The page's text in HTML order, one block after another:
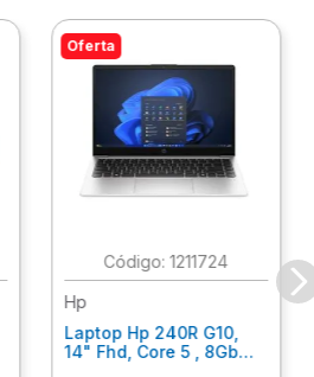
Oferta
:1211724
Hp
Laptop Hp 240R G10,
14" Fhd, Core 5 , 8Gb